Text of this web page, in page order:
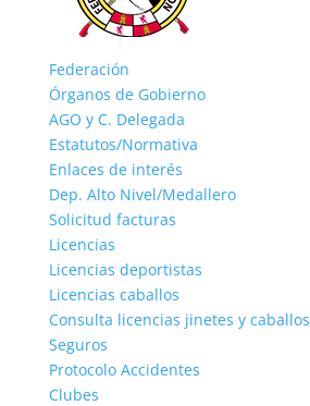
Federación
Órganos de Gobierno
AGO y C. Delegada
Estatutos/Normativa
Enlaces de interés
Dep. Alto Nivel/Medallero
Solicitud facturas
Licencias
Licencias deportistas
Licencias caballos
Consulta licencias jinetes y caballos
Seguros
Protocolo Accidentes
Clubes